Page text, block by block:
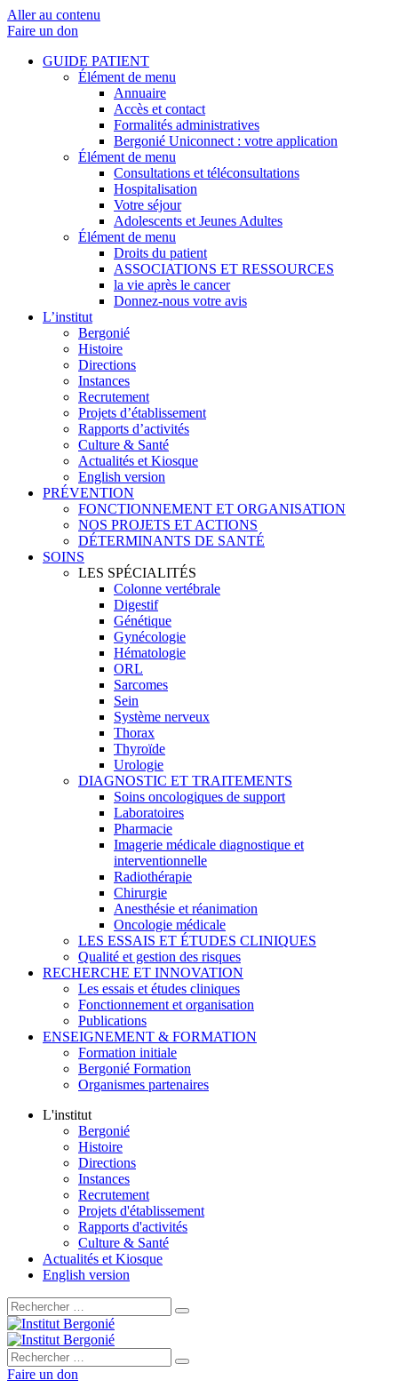
Aller au contenu
Faire un don
GUIDE PATIENT
Élément de menu
Annuaire
Accès et contact
Formalités administratives
Bergonié Uniconnect : votre application
Élément de menu
Consultations et téléconsultations
Hospitalisation
Votre séjour
Adolescents et Jeunes Adultes
Élément de menu
Droits du patient
ASSOCIATIONS ET RESSOURCES
la vie après le cancer
Donnez-nous votre avis
L’institut
Bergonié
Histoire
Directions
Instances
Recrutement
Projets d’établissement
Rapports d’activités
Culture & Santé
Actualités et Kiosque
English version
PRÉVENTION
FONCTIONNEMENT ET ORGANISATION
NOS PROJETS ET ACTIONS
DÉTERMINANTS DE SANTÉ
SOINS
LES SPÉCIALITÉS
Colonne vertébrale
Digestif
Génétique
Gynécologie
Hématologie
ORL
Sarcomes
Sein
Système nerveux
Thorax
Thyroïde
Urologie
DIAGNOSTIC ET TRAITEMENTS
Soins oncologiques de support
Laboratoires
Pharmacie
Imagerie médicale diagnostique et
interventionnelle
Radiothérapie
Chirurgie
Anesthésie et réanimation
Oncologie médicale
LES ESSAIS ET ÉTUDES CLINIQUES
Qualité et gestion des risques
RECHERCHE ET INNOVATION
Les essais et études cliniques
Fonctionnement et organisation
Publications
ENSEIGNEMENT & FORMATION
Formation initiale
Bergonié Formation
Organismes partenaires
L'institut
Bergonié
Histoire
Directions
Instances
Recrutement
Projets d'établissement
Rapports d'activités
Culture & Santé
Actualités et Kiosque
English version
Rechercher :
Rechercher :
Faire un don